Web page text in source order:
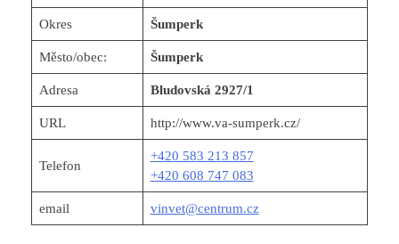
Okres Šumperk
Město/obec: Šumperk
Adresa Bludovská 2927/1
URL http://www.va-sumperk.cz/
Telefon
+420 583 213 857
+420 608 747 083
email vinvet@centrum.cz